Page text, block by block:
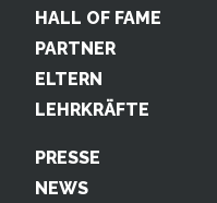
HALL OF FAME
PARTNER
ELTERN
LEHRKRÄFTE
PRESSE
NEWS